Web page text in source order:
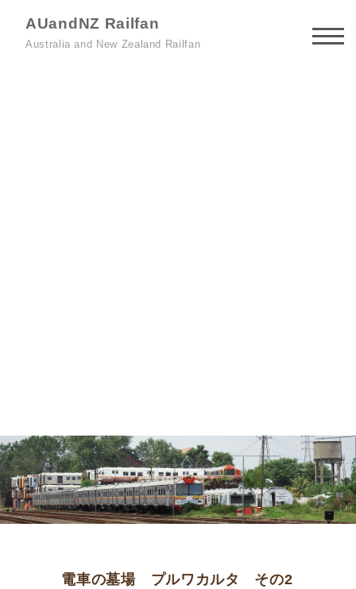
AUandNZ Railfan
Australia and New Zealand Railfan
電車の墓場 プルワカルタ その2